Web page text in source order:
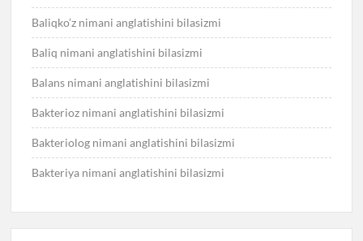
Baliqko’z nimani anglatishini bilasizmi
Baliq nimani anglatishini bilasizmi
Balans nimani anglatishini bilasizmi
Bakterioz nimani anglatishini bilasizmi
Bakteriolog nimani anglatishini bilasizmi
Bakteriya nimani anglatishini bilasizmi